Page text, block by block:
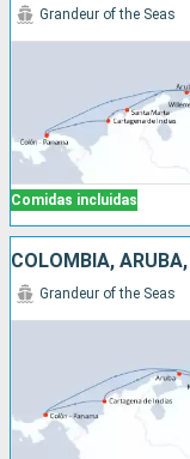
Comidas incluidas
Grandeur of the Seas
COLOMBIA,
Grandeur of the Seas